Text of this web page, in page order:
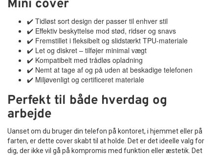
Mini cover
✔️ Tidløst sort design der passer til enhver stil
✔️ Effektiv beskyttelse mod stød, ridser og snavs
✔️ Fremstillet i fleksibelt og slidstærkt TPU-materiale
✔️ Let og diskret – tilføjer minimal vægt
✔️ Kompatibelt med trådløs opladning
✔️ Nemt at tage af og på uden at beskadige telefonen
✔️ Miljøvenligt og certificeret materiale
Perfekt til både hverdag og
arbejde
Uanset om du bruger din telefon på kontoret, i hjemmet eller på
farten, er dette cover skabt til at holde. Det er det ideelle valg for
dig, der ikke vil gå på kompromis med funktion eller æstetik. Det